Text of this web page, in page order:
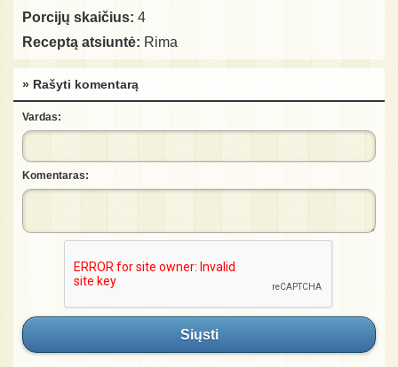
Porcijų skaičius: 4
Receptą atsiuntė: Rima
» Rašyti komentarą
Vardas:
Komentaras:
Siųsti